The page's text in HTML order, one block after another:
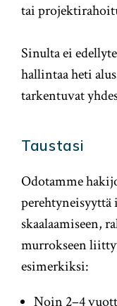
tai
Sinulta ei
hallintaa heti
tarkentuvat
Taustasi
Odotamme
skaalaamiseen,
murrokseen
esimerkiksi:
Noin 2–4